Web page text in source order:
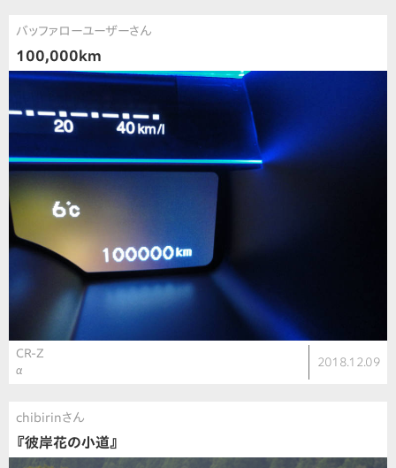
バッファローユーザーさん
100,000km
CR-Z
α
2018.12.09
chibirinさん
『彼岸花の小道』